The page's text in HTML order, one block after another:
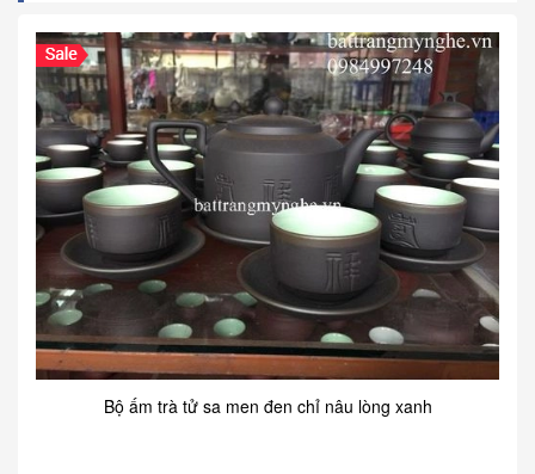
Bộ ấm trà tử sa men đen chỉ nâu lòng xanh